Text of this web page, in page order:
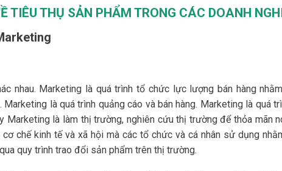
TIÊU THỤ SẢN PHẨM TRONG CÁC DOANH
nhau. Marketing là quá trình tổ chức lực lượng bán hàng
là quá trình quảng cáo và bán hàng. Marketing là quá
Marketing là làm thị trường, nghiên cứu thị trường để thỏa mãn
chế kinh tế và xã hội mà các tổ chức và cá nhân sử dụng
quy trình trao đổi sản phẩm trên thị trường.